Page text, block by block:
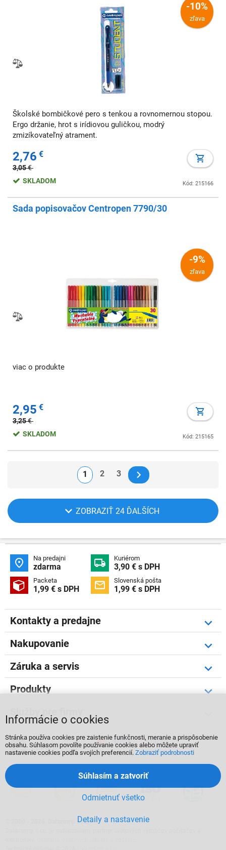
-10%
zľava
Školské bombičkové pero s tenkou a rovnomernou stopou.
Ergo držanie, hrot s irídiovou guličkou, modrý
zmizíkovateľný atrament.
2,76 €
3,05€
Kód: 215166
SKLADOM
Sada popisovačov Centropen 7790/30
-9%
zľava
viac o produkte
2,95 €
3,25€
Kód: 215165
SKLADOM
1 2 3
ZOBRAZIŤ 24 ĎALŠÍCH
 Na predajni
zdarma  Kuriérom
3,90 € s DPH
 Packeta
1,99 € s DPH  Slovenská pošta
1,99 € s DPH
Kontakty a predajne
Nakupovanie
Záruka a servis
Produkty
Služby pre firmy
  
2000 - 2026, Datacomp s.r.o.
Informácie o cookies
Stránka používa cookies pre zaistenie funkčnosti, meranie a prispôsobenie
obsahu. Súhlasom povolíte používanie cookies alebo môžete upraviť
nastavenie cookies podľa svojích preferencií. Zobraziť podrobnosti
Detaily a nastavenie
Odmietnuť všetko
Súhlasím a zatvoriť